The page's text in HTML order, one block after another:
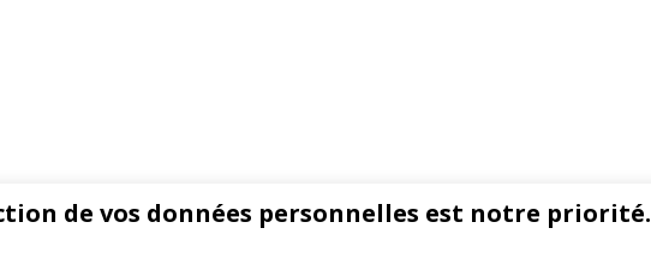
de vos données personnelles est notre priorité.